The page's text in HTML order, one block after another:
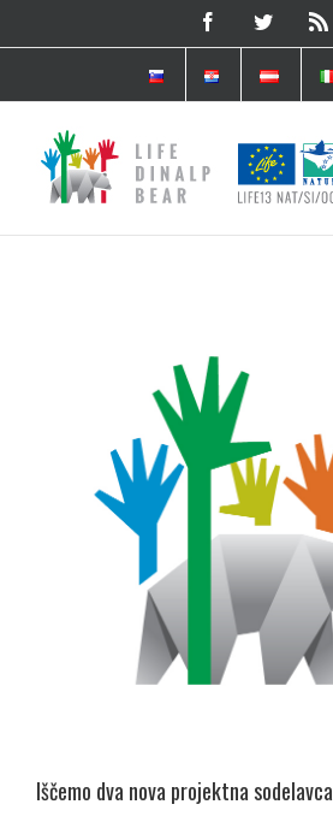
Iščemo dva nova projektna sodelavca